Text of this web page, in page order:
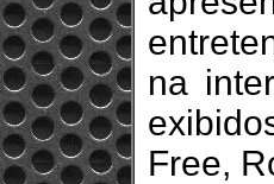
na
Free,